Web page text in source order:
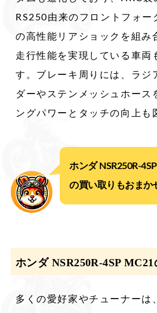
RS250由来のフロントフォー
の高性能リアショックを組み
走行性能を実現している車両
す。ブレーキ周りには、ラジ
ダーやステンメッシュホース
ングパワーとタッチの向上も
ホンダ NSR250R-
の買い取りもおまか
ホンダ NSR250R-4SP
多くの愛好家やチューナー